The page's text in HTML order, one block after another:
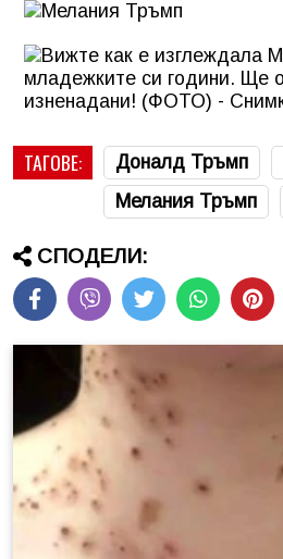
ТАГОВЕ: Доналд Тръмп
Мелания Тръмп
СПОДЕЛИ: